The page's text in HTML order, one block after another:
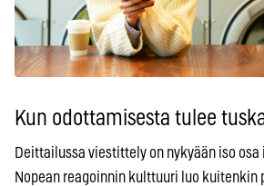
Kun odottamisesta tulee
Deittailussa viestittely on nykyään iso
Nopean reagoinnin kulttuuri luo kuitenkin